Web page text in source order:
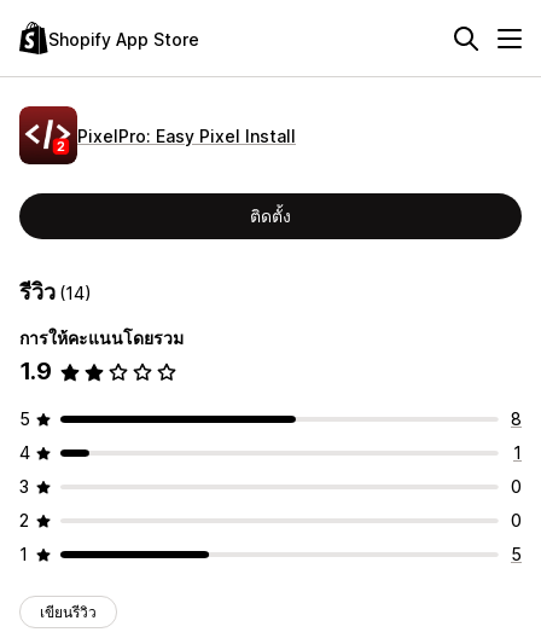
Shopify App Store
PixelPro: Easy Pixel Install
ติดตั้ง
รีวิว (14)
การให้คะแนนโดยรวม
1.9
5
8
4
1
3
0
2
0
1
5
เขียนรีวิว